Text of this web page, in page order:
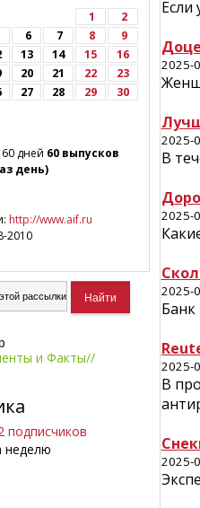
1
2
6 7 8
9
13 14 15
16
20 21 22
23
27 28 29
30
дней 60 выпусков
день)
http://www.aif.ru
2010
и Факты//
подписчиков
неделю
Если
2025-
2025-
В
2025-
2025-
Банк
2025-
В
2025-